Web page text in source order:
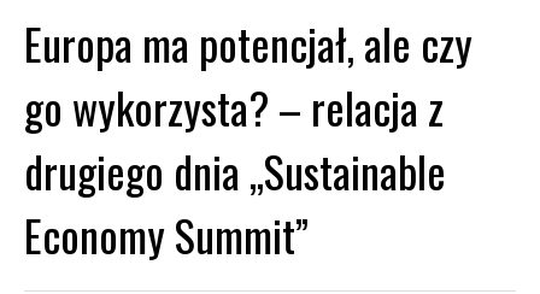
Europa ma potencjał, ale czy
go wykorzysta? – relacja z
drugiego dnia „Sustainable
Economy Summit”